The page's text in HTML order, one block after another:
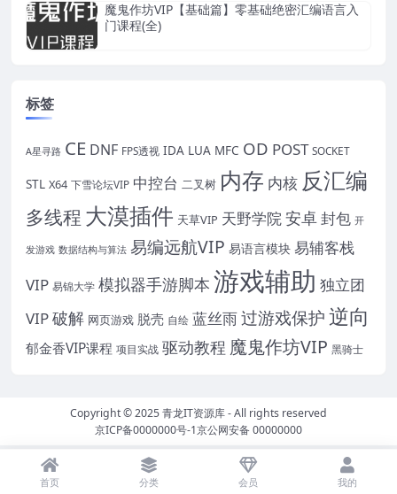
魔鬼作坊VIP【基础篇】零基础绝密汇编语言入
门课程(全)
标签
A星寻路 CE DNF FPS透视 IDA LUA MFC OD POST SOCKET
STL X64 下雪论坛VIP 中控台 二叉树 内存 内核 反汇编
多线程 大漠插件 天草VIP 天野学院 安卓封包 开
发游戏 数据结构与算法 易编远航VIP 易语言模块 易辅客栈
VIP 易锦大学 模拟器手游脚本 游戏辅助 独立团
VIP破解 网页游戏 脱壳 自绘 蓝丝雨过游戏保护逆向
郁金香VIP课程 项目实战 驱动教程 魔鬼作坊VIP 黑骑士
Copyright © 2025青龙IT资源库- All rights reserved
京ICP备0000000号-1京公网安备 00000000
首页 分类 会员 我的